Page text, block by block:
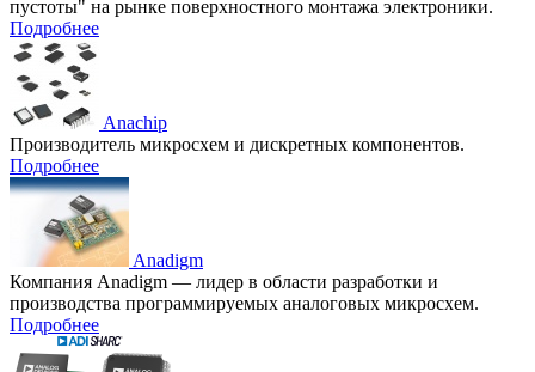
пустоты" на рынке поверхностного монтажа электроники.
Подробнее
Anachip
Производитель микросхем и дискретных компонентов.
Подробнее
Anadigm
Компания Anadigm — лидер в области разработки и
производства программируемых аналоговых микросхем.
Подробнее